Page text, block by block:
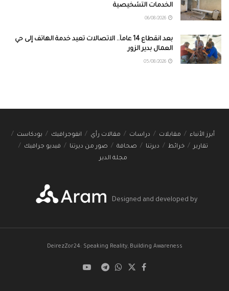
الخدمات التشخيصية
بعد انقطاع 14 عاماً.. الاتصالات تعيد خدمة الهاتف إلى حي
العمال بدير الزور
أبرز الأنباء مقابلات دراسات مقالات رأي انفوجرافيك
بودكاست
تقارير
خرائط ديرتنا صحافة صور من ديرتنا
فيديو جرافيك
مجلة الدير
Designed and developed by
DeirezZor24: Speaking Reality, Building Awareness